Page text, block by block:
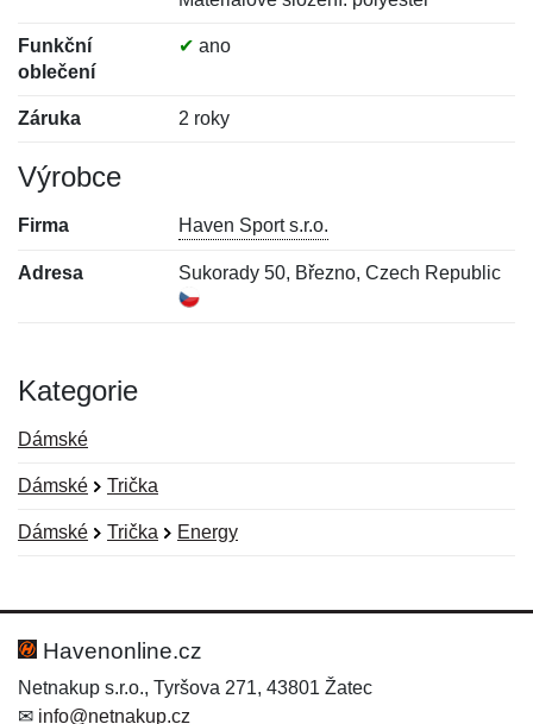
Funkční
oblečení
✔ ano
Záruka 2 roky
Výrobce
Firma Haven Sport s.r.o.
Adresa Sukorady 50, Březno, Czech Republic
Kategorie
Dámské
Dámské Trička
Dámské Trička Energy
Hodnocení:
Jméno:
Havenonline.cz
Netnakup s.r.o., Tyršova 271, 43801 Žatec
✉ info@netnakup.cz